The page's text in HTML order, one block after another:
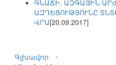
ԳՆԱՃԻ, ԱԶԳԱՅԻՆ
ԱԶԴԵՑՈՒԹՅՈՒՆԸ
ՎՐԱ[20.09.2017]
Գլխավոր
⋅